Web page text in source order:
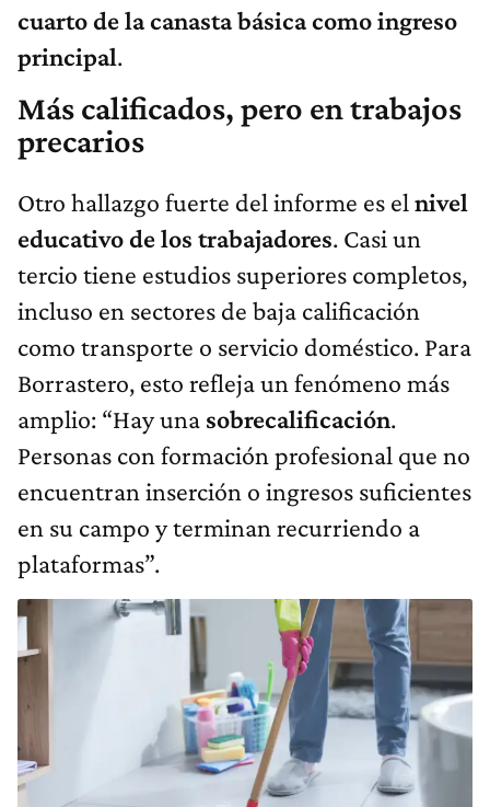
cuarto de la canasta básica como ingreso
principal.
Más calificados, pero en trabajos
precarios
Otro hallazgo fuerte del informe es el nivel
educativo de los trabajadores. Casi un
tercio tiene estudios superiores completos,
incluso en sectores de baja calificación
como transporte o servicio doméstico. Para
Borrastero, esto refleja un fenómeno más
amplio: “Hay una sobrecalificación.
Personas con formación profesional que no
encuentran inserción o ingresos suficientes
en su campo y terminan recurriendo a
plataformas”.